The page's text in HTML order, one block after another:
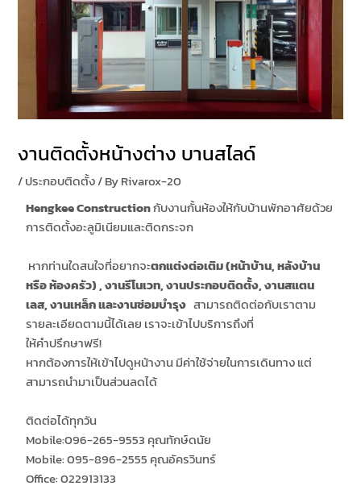
งานติดตั้งหน้างต่าง บานสไลด์
/ประกอบติดตั้ง/ ByRivarox-20
Hengkee Constructionกับงานกั้นห้องให้กับบ้านพักอาศัยด้วย
การติดตั้งอะลูมิเนียมและติดกระจก
หากท่านใดสนใจที่อยากจะตกแต่งต่อเติม (หน้าบ้าน,หลังบ้าน
หรือ ห้องครัว),งานรีโนเวท, งานประกอบติดตั้ง, งานสแตน
เลส,งานเหล็ก และงานซ่อมบำรุง สามารถติดต่อกับเราตาม
รายละเอียดตามนี้ได้เลย เราจะเข้าไปบริการถึงที่
ให้คำปรึกษาฟรี!
หากต้องการให้เข้าไปดูหน้างาน มีค่าใช้จ่ายในการเดินทาง แต่
สามารถนำมาเป็นส่วนลดได้
ติดต่อได้ทุกวัน
Mobile:096-265-9553 คุณทักษ์ดนัย
Mobile: 095-896-2555 คุณอัครวินทร์
Office: 022913133